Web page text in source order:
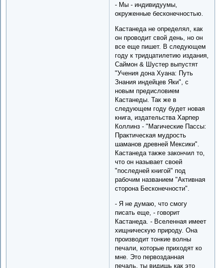
- Мы - индивидуумы,
окруженные бесконечностью.
Кастанеда не определял, как
он проводит свой день, но он
все еще пишет. В следующем
году к тридцатилетию издания,
Саймон & Шустер выпустят
"Учения дона Хуана: Путь
Знания индейцев Яки", с
новым предисловием
Кастанеды. Так же в
следующем году будет новая
книга, издательства Харпер
Коллинз - "Магические Пассы:
Практическая мудрость
шаманов древней Мексики".
Кастанеда также закончил то,
что он называет своей
"последней книгой" под
рабочим названием "Активная
сторона Бесконечности".
- Я не думаю, что смогу
писать еще, - говорит
Кастанеда. - Вселенная имеет
хищническую природу. Она
производит тонкие волны
печали, которые приходят ко
мне. Это первозданная
печаль, ты видишь как это